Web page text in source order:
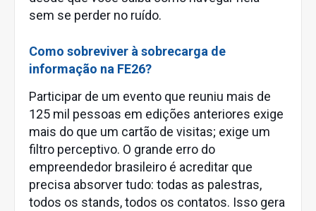
sem se perder no ruído.
Como sobreviver à sobrecarga de
informação na FE26?
Participar de um evento que reuniu mais de
125 mil pessoas em edições anteriores exige
mais do que um cartão de visitas; exige um
filtro perceptivo. O grande erro do
empreendedor brasileiro é acreditar que
precisa absorver tudo: todas as palestras,
todos os stands, todos os contatos. Isso gera